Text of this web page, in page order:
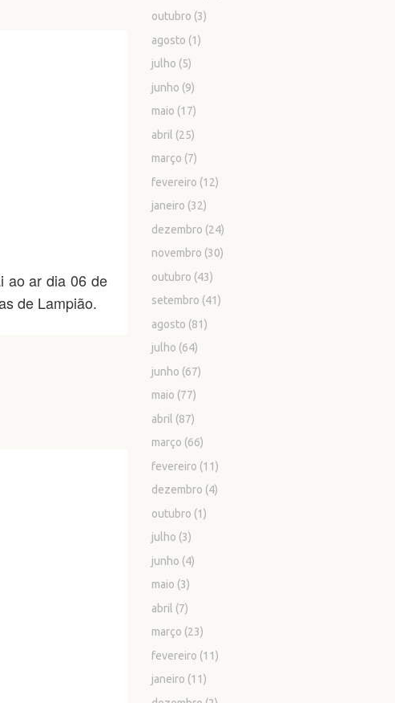
ao ar dia 06 de
de Lampião.
outubro (3)
agosto (1)
julho (5)
junho (9)
maio (17)
abril (25)
março (7)
fevereiro (12)
janeiro (32)
dezembro (24)
novembro (30)
outubro (43)
setembro (41)
agosto (81)
julho (64)
junho (67)
maio (77)
abril (87)
março (66)
fevereiro (11)
dezembro (4)
outubro (1)
julho (3)
junho (4)
maio (3)
abril (7)
março (23)
fevereiro (11)
janeiro (11)